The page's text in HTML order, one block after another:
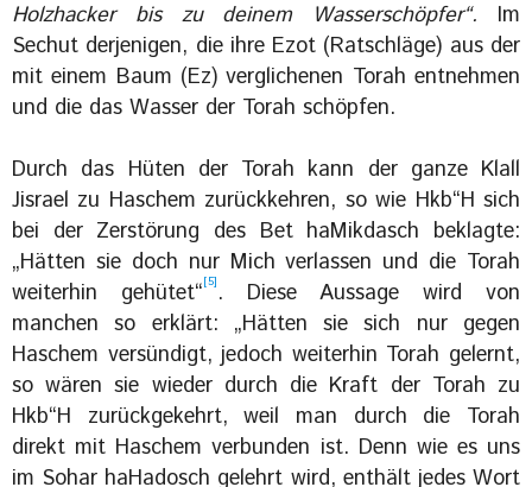
Holzhacker bis zu deinem Wasserschöpfer“. Im
Sechut derjenigen, die ihre Ezot (Ratschläge) aus der
mit einem Baum (Ez) verglichenen Torah entnehmen
und die das Wasser der Torah schöpfen.
Durch das Hüten der Torah kann der ganze Klall
Jisrael zu Haschem zurückkehren, so wie Hkb“H sich
bei der Zerstörung des Bet haMikdasch beklagte:
„Hätten sie doch nur Mich verlassen und die Torah
weiterhin gehütet“[5] . Diese Aussage wird von
manchen so erklärt: „Hätten sie sich nur gegen
Haschem versündigt, jedoch weiterhin Torah gelernt,
so wären sie wieder durch die Kraft der Torah zu
Hkb“H zurückgekehrt, weil man durch die Torah
direkt mit Haschem verbunden ist. Denn wie es uns
im Sohar haHadosch gelehrt wird, enthält jedes Wort